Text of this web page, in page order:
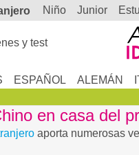
niño junior
y test
ESPAÑOL ALEMÁN
en casa del
aporta numerosas